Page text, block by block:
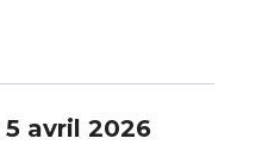
5 avril 2026